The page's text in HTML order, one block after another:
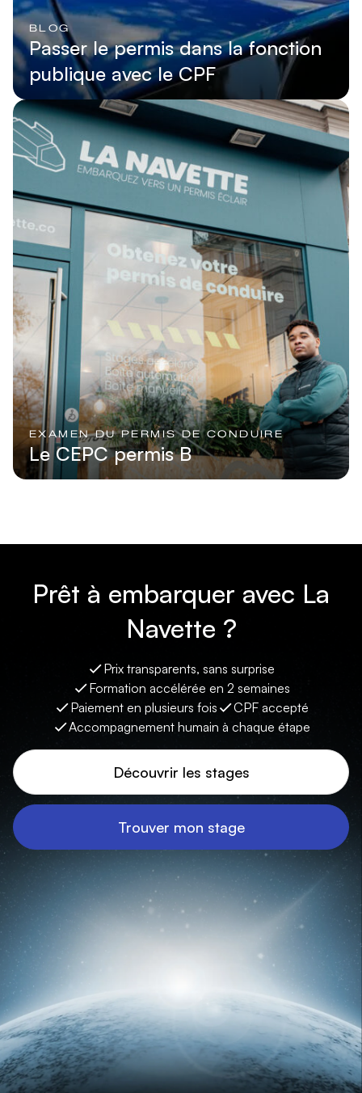
BLOG
Passer le permis dans la fonction
publique avec le CPF
Lire l'article
EXAMEN DU PERMIS DE CONDUIRE
Le CEPC permis B
Prêt à embarquer avec La
Navette ?
Prix transparents, sans surprise
Formation accélérée en 2 semaines
Paiement en plusieurs fois
CPF accepté
Accompagnement humain à chaque étape
Découvrir les stages
Trouver mon stage